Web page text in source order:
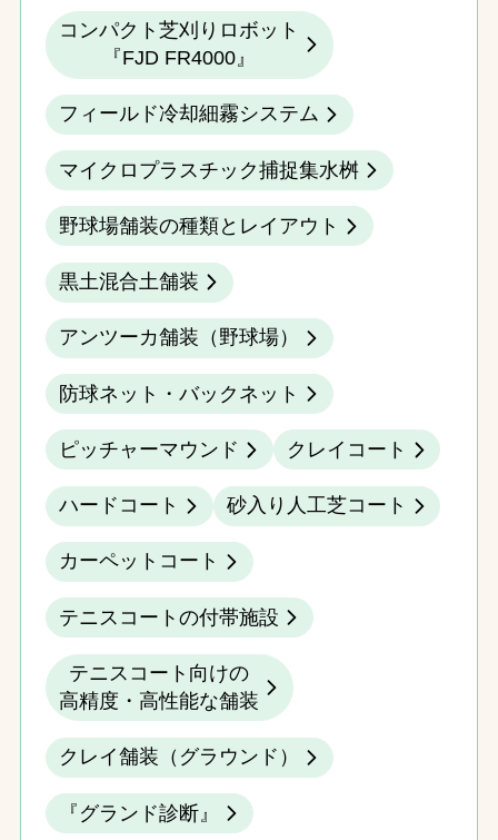
コンパクト芝刈りロボット
『FJD FR4000』
フィールド冷却細霧システム
マイクロプラスチック捕捉集水桝
野球場舗装の種類とレイアウト
黒土混合土舗装
アンツーカ舗装（野球場）
防球ネット・バックネット
ピッチャーマウンド クレイコート
ハードコート 砂入り人工芝コート
カーペットコート
テニスコートの付帯施設
テニスコート向けの
高精度・高性能な舗装
クレイ舗装（グラウンド）
『グランド診断』